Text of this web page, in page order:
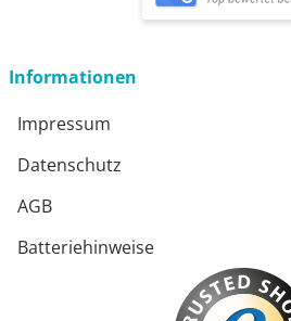
Informationen
Impressum
Datenschutz
AGB
Batteriehinweise